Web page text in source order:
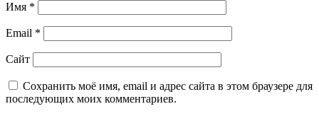
Имя *
Email *
Сайт
Сохранить моё имя, email и адрес сайта в этом браузере для
последующих моих комментариев.